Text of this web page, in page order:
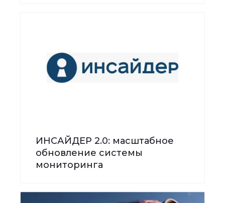
ИНСАЙДЕР 2.0: масштабное
обновление системы
мониторинга